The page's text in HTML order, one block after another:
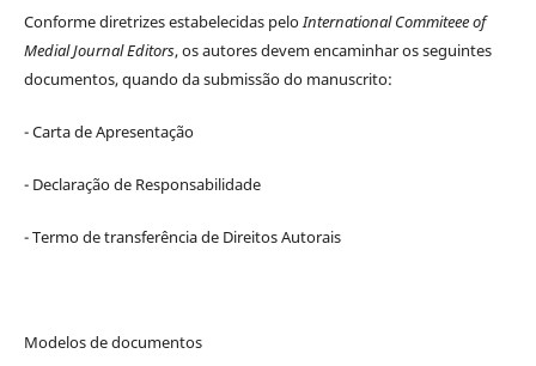
Conforme diretrizes estabelecidas peloInternational Commiteee of
Medial Journal Editors, os autores devem encaminhar os seguintes
documentos, quando da submissão do manuscrito:
- Carta de Apresentação
- Declaração de Responsabilidade
- Termo de transferência de Direitos Autorais
Modelos de documentos